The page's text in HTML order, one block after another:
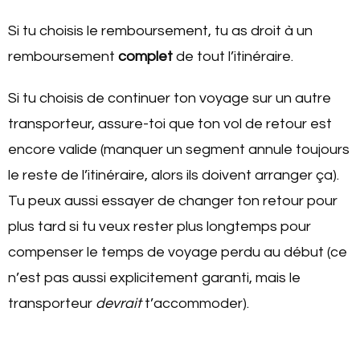
Si tu choisis le remboursement, tu as droit à un
remboursement complet de tout l’itinéraire.
Si tu choisis de continuer ton voyage sur un autre
transporteur, assure-toi que ton vol de retour est
encore valide (manquer un segment annule toujours
le reste de l’itinéraire, alors ils doivent arranger ça).
Tu peux aussi essayer de changer ton retour pour
plus tard si tu veux rester plus longtemps pour
compenser le temps de voyage perdu au début (ce
n’est pas aussi explicitement garanti, mais le
transporteur devraitt’accommoder).